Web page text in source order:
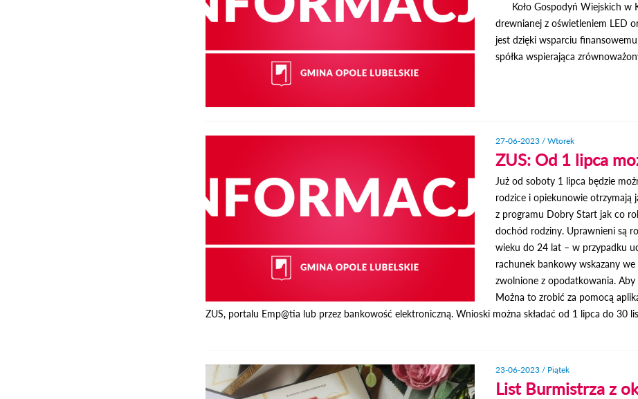
Koło Gospodyń Wiejskich w
drewnianej z oświetleniem LED
jest dzięki wsparciu
spółka wspierająca
27-06-2023 / Wtorek
ZUS: Od 1 lipca
Już od soboty 1 lipca będzie
rodzice i opiekunowie otrzymają
z programu Dobry Start jak co
dochód rodziny. Uprawnieni są
wieku do 24 lat – w przypadku
rachunek bankowy wskazany
zwolnione z opodatkowania.
Można to zrobić za pomocą
ZUS, portalu Emp@tia lub przez bankowość elektroniczną. Wnioski można składać od 1 lipca do 30
23-06-2023 / Piątek
List Burmistrza z